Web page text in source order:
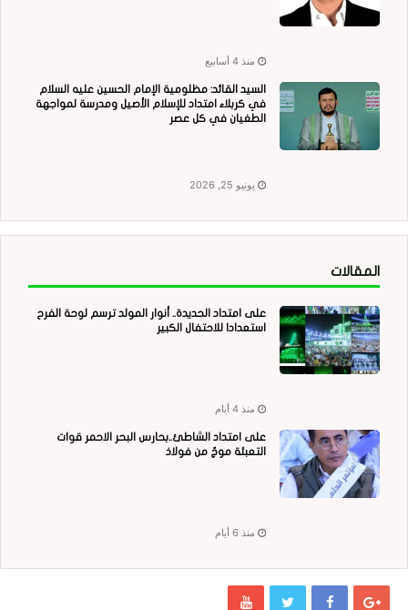
منذ 4 أسابيع
السيد القائد: مظلومية الإمام الحسين عليه السلام
في كربلاء امتداد للإسلام الأصيل ومدرسة لمواجهة
الطغيان في كل عصر
يونيو 25, 2026
المقالات
على امتداد الحديدة.. أنوار المولد ترسم لوحة الفرح
استعدادا للاحتفال الكبير
منذ 4 أيام
على امتداد الشاطئ..بحارس البحر الاحمر قوات
التعبئة موجٌ من فولاذ
منذ 6 أيام